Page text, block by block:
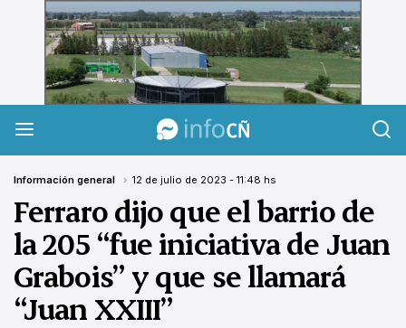
InfoCañuelas
Información general 12 de julio de 2023 - 11:48 hs
Ferraro dijo que el barrio de
la 205 “fue iniciativa de Juan
Grabois” y que se llamará
“Juan XXIII”